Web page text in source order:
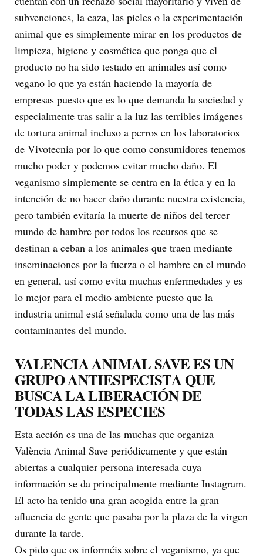
subvenciones, la caza, las pieles o la experimentación
animal que es simplemente mirar en los productos de
limpieza, higiene y cosmética que ponga que el
producto no ha sido testado en animales así como
vegano lo que ya están haciendo la mayoría de
empresas puesto que es lo que demanda la sociedad y
especialmente tras salir a la luz las terribles imágenes
de tortura animal incluso a perros en los laboratorios
de Vivotecnia por lo que como consumidores tenemos
mucho poder y podemos evitar mucho daño. El
veganismo simplemente se centra en la ética y en la
intención de no hacer daño durante nuestra existencia,
pero también evitaría la muerte de niños del tercer
mundo de hambre por todos los recursos que se
destinan a ceban a los animales que traen mediante
inseminaciones por la fuerza o el hambre en el mundo
en general, así como evita muchas enfermedades y es
lo mejor para el medio ambiente puesto que la
industria animal está señalada como una de las más
contaminantes del mundo.
VALENCIA ANIMAL SAVE ES UN
GRUPO ANTIESPECISTA QUE
BUSCA LA LIBERACIÓN DE
TODAS LAS ESPECIES
Esta acción es una de las muchas que organiza
València Animal Save periódicamente y que están
abiertas a cualquier persona interesada cuya
información se da principalmente mediante Instagram.
El acto ha tenido una gran acogida entre la gran
afluencia de gente que pasaba por la plaza de la virgen
durante la tarde.
Os pido que os informéis sobre el veganismo, ya que